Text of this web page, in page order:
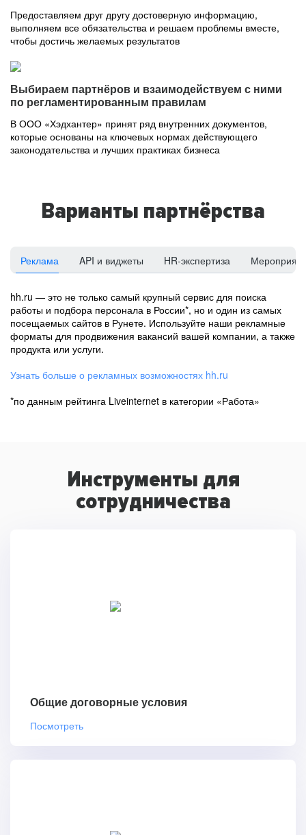
Предоставляем друг другу достоверную информацию,
выполняем все обязательства и решаем проблемы вместе,
чтобы достичь желаемых результатов
Выбираем партнёров и взаимодействуем с ними
по регламентированным правилам
В ООО «Хэдхантер» принят ряд внутренних документов,
которые основаны на ключевых нормах действующего
законодательства и лучших практиках бизнеса
Варианты партнёрства
Реклама API и виджеты HR-экспертиза
hh.ru — это не только самый крупный сервис для поиска
работы и подбора персонала в России*, но и один из самых
посещаемых сайтов в Рунете. Используйте наши рекламные
форматы для продвижения вакансий вашей компании, а также
продукта или услуги.
Узнать больше о рекламных возможностях hh.ru
*по данным рейтинга Liveinternet в категории «Работа»
Инструменты для
сотрудничества
Общие договорные условия
Посмотреть